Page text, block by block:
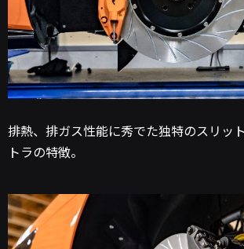
排熱、排ガス性能に秀でた独特のスリッ
トラの特徴。